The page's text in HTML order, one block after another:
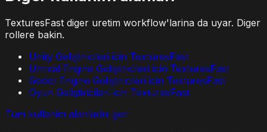
TexturesFast diger uretim workflow'larina da uyar. Diger
rollere bakin.
Unity Geliştiricileri icin TexturesFast
Unreal Engine Geliştiricileri icin TexturesFast
Godot Engine Geliştiricileri icin TexturesFast
Oyun Geliştiricileri icin TexturesFast
Tum kullanim alanlarini gor